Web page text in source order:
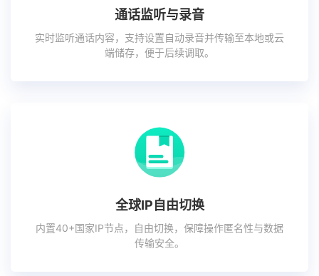
通话监听与录音
实时监听通话内容，支持设置自动录音并传输至本地或云
端储存，便于后续调取。
全球IP自由切换
内置40+国家IP节点，自由切换，保障操作匿名性与数据
传输安全。